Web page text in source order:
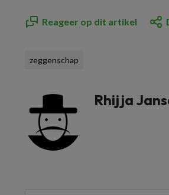
Reageer op dit artikel
zeggenschap
Rhijja